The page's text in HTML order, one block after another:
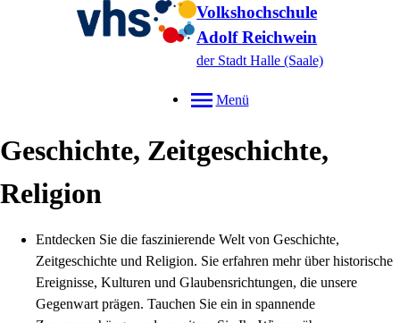
Volkshochschule
Adolf Reichwein
der Stadt Halle (Saale)
Menü
Geschichte, Zeitgeschichte,
Religion
Entdecken Sie die faszinierende Welt von Geschichte,
Zeitgeschichte und Religion. Sie erfahren mehr über historische
Ereignisse, Kulturen und Glaubensrichtungen, die unsere
Gegenwart prägen. Tauchen Sie ein in spannende